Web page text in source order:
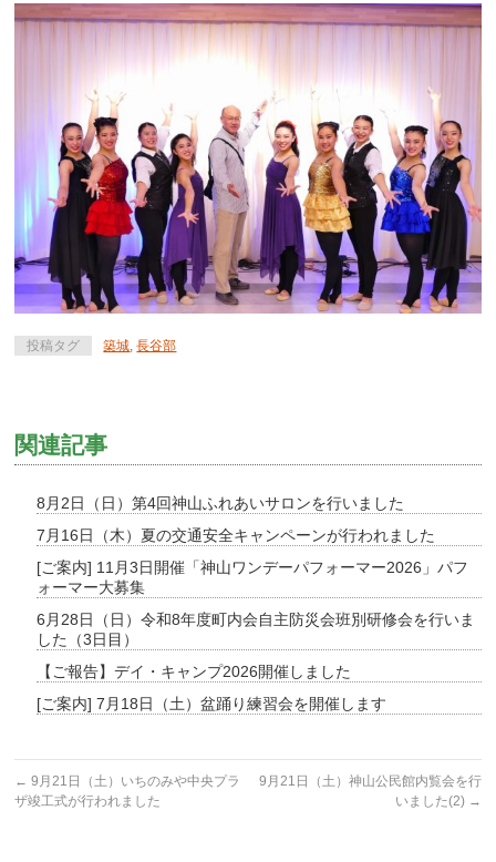
投稿タグ 築城,長谷部
関連記事
8月2日（日）第4回神山ふれあいサロンを行いました
7月16日（木）夏の交通安全キャンペーンが行われました
[ご案内] 11月3日開催「神山ワンデーパフォーマー2026」パフ
ォーマー大募集
6月28日（日）令和8年度町内会自主防災会班別研修会を行いま
した（3日目）
【ご報告】デイ・キャンプ2026開催しました
[ご案内] 7月18日（土）盆踊り練習会を開催します
← 9月21日（土）いちのみや中央プラ
ザ竣工式が行われました
9月21日（土）神山公民館内覧会を行
いました(2) →